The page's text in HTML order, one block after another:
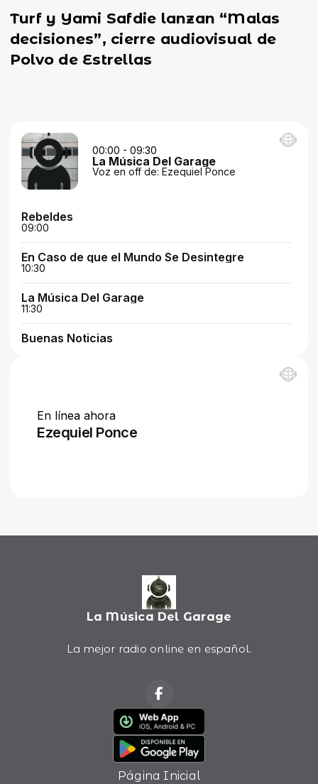
Turf y Yami Safdie lanzan “Malas
decisiones”, cierre audiovisual de
Polvo de Estrellas
La Música Del Garage
La mejor radio online en español.
Página Inicial